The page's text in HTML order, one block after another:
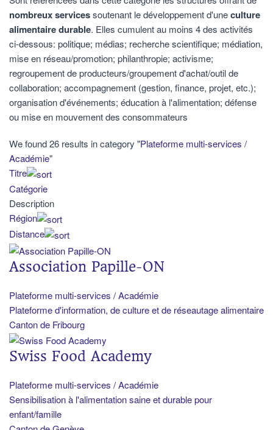
nombreux servicessoutenant le développement d'uneculture
alimentaire durable. Elles cumulent au moins 4 des activités
ci-dessous: politique; médias; recherche scientifique; médiation,
mise en réseau/promotion; philanthropie; activisme;
regroupement de producteurs/groupement d'achat/outil de
collaboration; accompagnement (gestion, finance, projet, etc.);
organisation d'événements; éducation à l'alimentation; défense
ou mise en mouvement des consommateurs
We found 26 results in category "Plateforme multi-services /
Académie"
Titre
Catégorie
Description
Région
Distance
Association Papille-ON
Plateforme multi-services / Académie
Plateforme d'information, de culture et de réseautage alimentaire
Canton de Fribourg
Swiss Food Academy
Plateforme multi-services / Académie
Sensibilisation à l'alimentation saine et durable pour
enfant/famille